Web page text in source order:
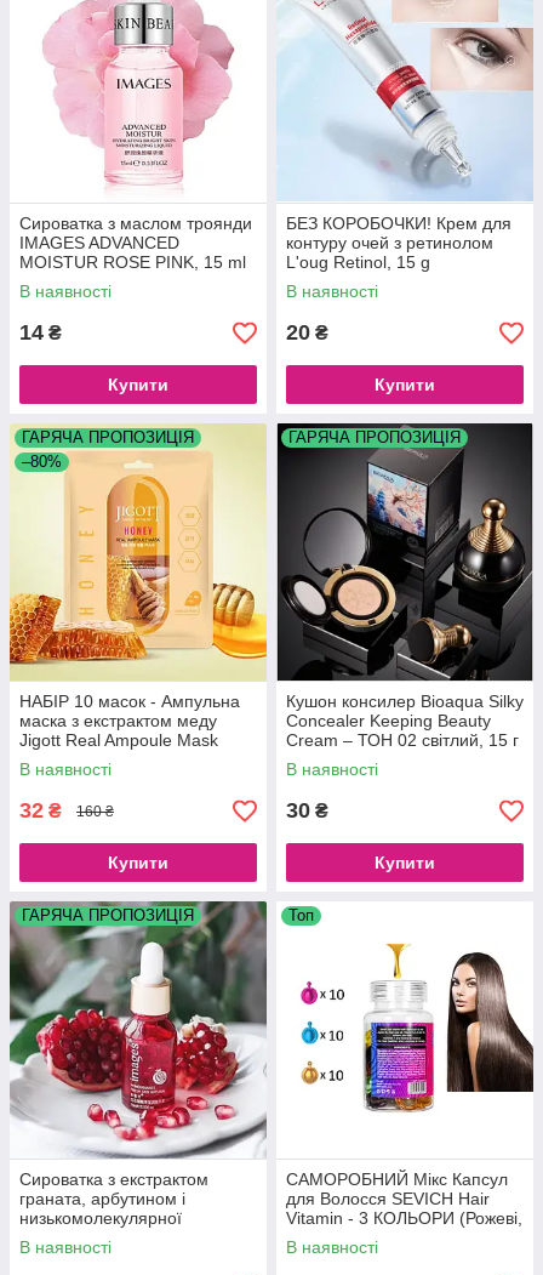
Сироватка з маслом троянди
IMAGES ADVANCED
MOISTUR ROSE PINK, 15 ml
В наявності
14 ₴
Купити
БЕЗ КОРОБОЧКИ! Крем для
контуру очей з ретинолом
L'oug Retinol, 15 g
В наявності
20 ₴
Купити
ГАРЯЧА ПРОПОЗИЦІЯ
–80%
НАБІР 10 масок - Ампульна
маска з екстрактом меду
Jigott Real Ampoule Mask
Honey, 10 шт.*27 мл.
В наявності
32 ₴ 160 ₴
Купити
ГАРЯЧА ПРОПОЗИЦІЯ
Кушон консилер Bioaqua Silky
Concealer Keeping Beauty
Cream – ТОН 02 світлий, 15 г
В наявності
30 ₴
Купити
ГАРЯЧА ПРОПОЗИЦІЯ
Сироватка з екстрактом
граната, арбутином і
низькомолекулярної
гіалуронової кислотою
Images, 15 мл
В наявності
Топ
САМОРОБНИЙ Мікс Капсул
для Волосся SEVICH Hair
Vitamin - 3 КОЛЬОРИ (Рожеві,
Блакитні, Золоті), 30 капсул
В наявності